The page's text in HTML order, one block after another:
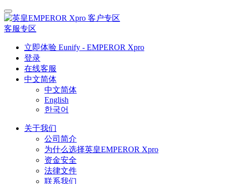
客户专区
客服专区
立即体验 Eunify - EMPEROR Xpro
登录
在线客服
中文简体
中文简体
English
한국어
关于我们
公司简介
为什么选择英皇EMPEROR Xpro
资金安全
法律文件
联系我们